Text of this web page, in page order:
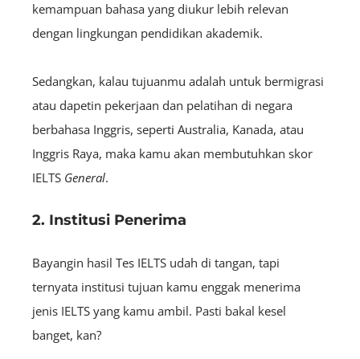
kemampuan bahasa yang diukur lebih relevan
dengan lingkungan pendidikan akademik.
Sedangkan, kalau tujuanmu adalah untuk bermigrasi
atau dapetin pekerjaan dan pelatihan di negara
berbahasa Inggris, seperti Australia, Kanada, atau
Inggris Raya, maka kamu akan membutuhkan skor
IELTS General.
2. Institusi Penerima
Bayangin hasil Tes IELTS udah di tangan, tapi
ternyata institusi tujuan kamu enggak menerima
jenis IELTS yang kamu ambil. Pasti bakal kesel
banget, kan?